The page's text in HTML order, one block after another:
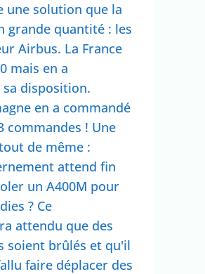
une solution que la
grande quantité : les
Airbus. La France
mais en a
disposition.
en a commandé
commandes ! Une
de même :
attend fin
un A400M pour
? Ce
attendu que des
soient brûlés et qu'il
faire déplacer des